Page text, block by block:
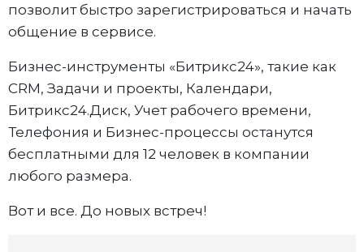
позволит быстро зарегистрироваться и начать
общение в сервисе.
Бизнес-инструменты «Битрикс24», такие как
CRM, Задачи и проекты, Календари,
Битрикс24.Диск, Учет рабочего времени,
Телефония и Бизнес-процессы останутся
бесплатными для 12 человек в компании
любого размера.
Вот и все. До новых встреч!